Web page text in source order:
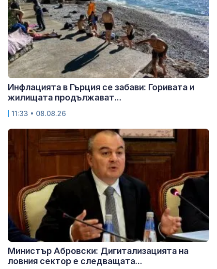
Инфлацията в Гърция се забави: Горивата и
жилищата продължават...
11:33 • 08.08.26
Министър Абровски: Дигитализацията на
ловния сектор е следващата...